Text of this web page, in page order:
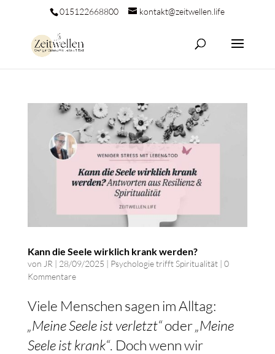
015122668800 kontakt@zeitwellen.life
Kann die Seele wirklich krank werden?
von JR | 28/09/2025 | Psychologie trifft Spiritualität| 0
Kommentare
Viele Menschen sagen im Alltag:
„Meine Seele ist verletzt“oder „Meine
Seele ist krank“. Doch wenn wir